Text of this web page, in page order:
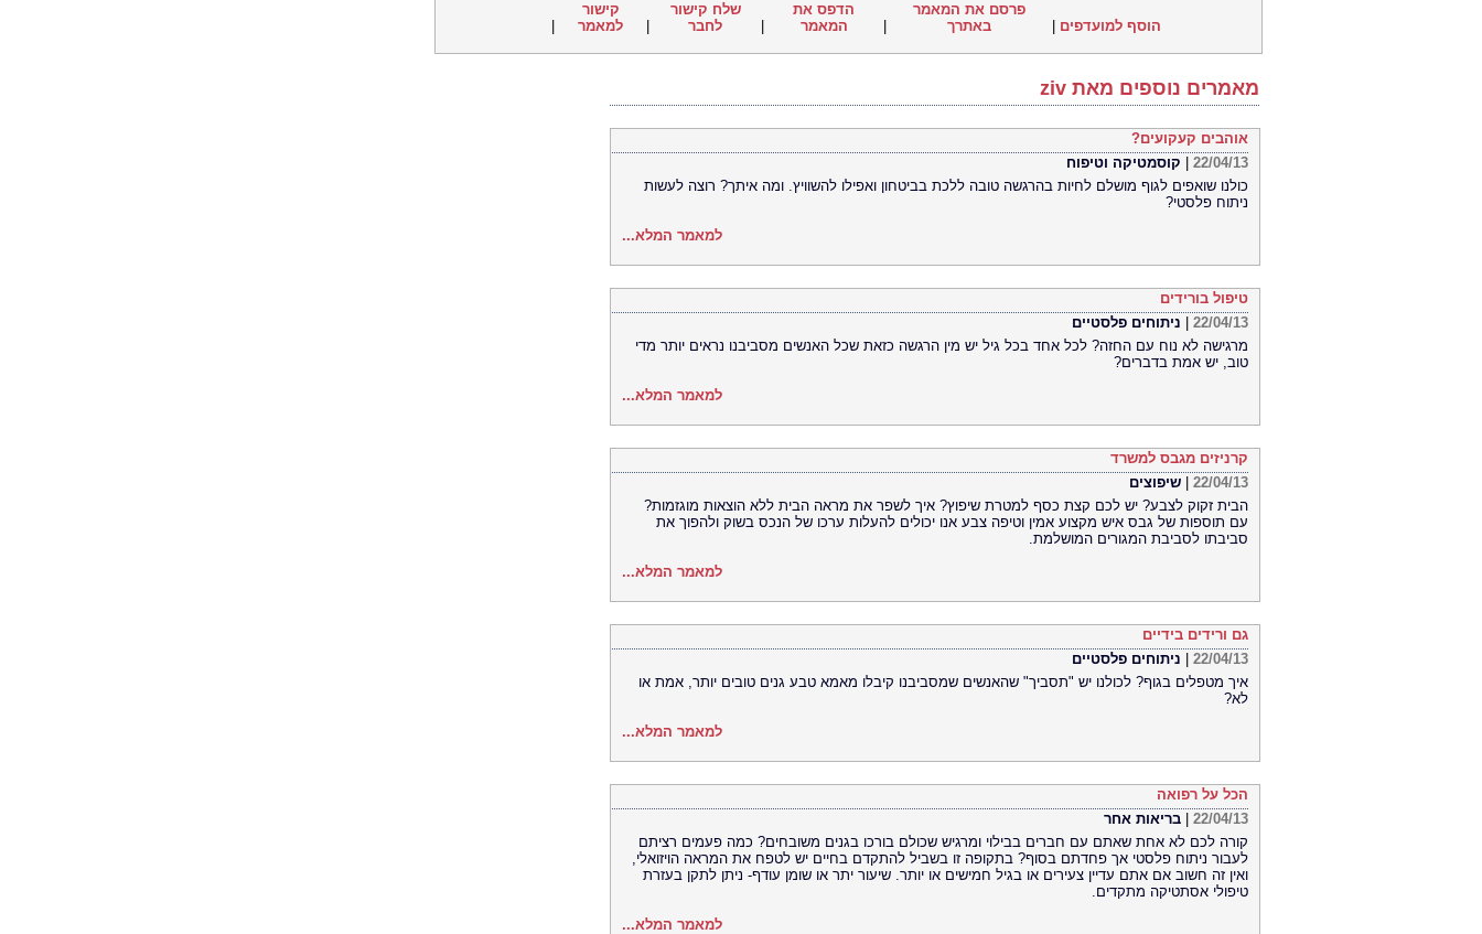
הוסף למועדפים |
פרסם את המאמר
באתרך
|
הדפס את
המאמר
|
שלח קישור
לחבר
|
קישור
למאמר
|
מאמרים נוספים מאת ziv
אוהבים קעקועים?
22/04/13
קוסמטיקה וטיפוח
כולנו שואפים לגוף מושלם לחיות בהרגשה טובה ללכת בביטחון ואפילו להשוויץ. ומה איתך? רוצה לעשות
ניתוח פלסטי?
למאמר המלא...
טיפול בורידים
22/04/13
ניתוחים פלסטיים
מרגישה לא נוח עם החזה? לכל אחד בכל גיל יש מין הרגשה כזאת שכל האנשים מסביבנו נראים יותר מדי
טוב, יש אמת בדברים?
למאמר המלא...
קרניזים מגבס למשרד
22/04/13
שיפוצים
הבית זקוק לצבע? יש לכם קצת כסף למטרת שיפוץ? איך לשפר את מראה הבית ללא הוצאות מוגזמות?
עם תוספות של גבס איש מקצוע אמין וטיפה צבע אנו יכולים להעלות ערכו של הנכס בשוק ולהפוך את
סביבתו לסביבת המגורים המושלמת.
למאמר המלא...
גם ורידים בידיים
22/04/13
ניתוחים פלסטיים
איך מטפלים בגוף? לכולנו יש "תסביך" שהאנשים שמסביבנו קיבלו מאמא טבע גנים טובים יותר, אמת או
לא?
למאמר המלא...
הכל על רפואה
22/04/13
בריאות אחר
קורה לכם לא אחת שאתם עם חברים בבילוי ומרגיש שכולם בורכו בגנים משובחים? כמה פעמים רציתם
לעבור ניתוח פלסטי אך פחדתם בסוף? בתקופה זו בשביל להתקדם בחיים יש לטפח את המראה הויזואלי,
ואין זה חשוב אם אתם עדיין צעירים או בגיל חמישים או יותר. שיעור יתר או שומן עודף- ניתן לתקן בעזרת
טיפולי אסתטיקה מתקדים.
למאמר המלא...